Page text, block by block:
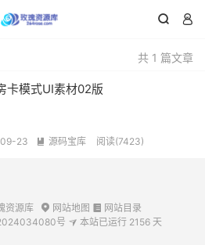
 
共 1 篇文章
卡模式UI素材02版
23  源码宝库 阅读(7423)
资源库  网站地图  网站目录
号  本站已运行 2156天